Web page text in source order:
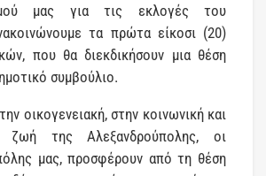
μας για τις εκλογές του
τα πρώτα είκοσι (20)
που θα διεκδικήσουν μια θέση
συμβούλιο.
οικογενειακή, στην κοινωνική και
ζωή της Αλεξανδρούπολης, οι
μας, προσφέρουν από τη θέση